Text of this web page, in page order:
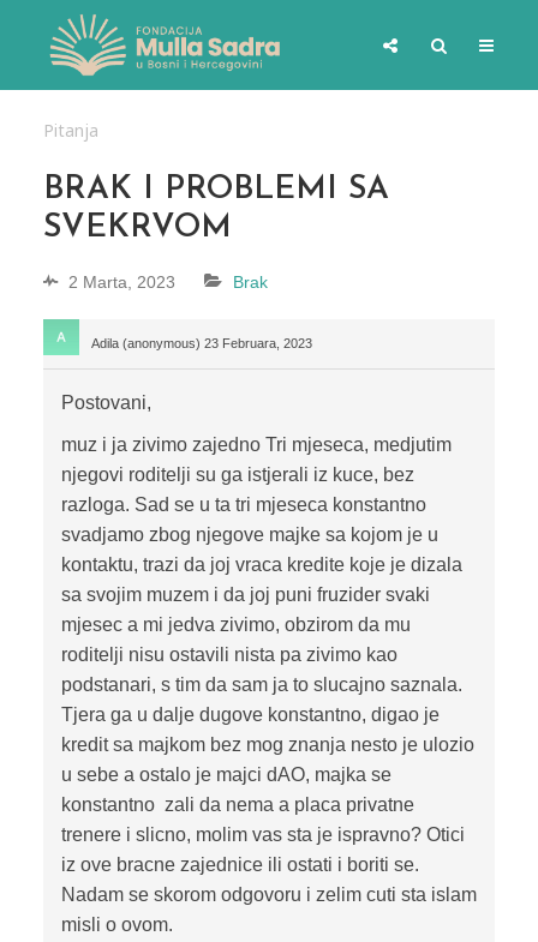
Pitanja
BRAK I PROBLEMI SA
SVEKRVOM
2 Marta, 2023 Brak
Adila (anonymous) 23 Februara, 2023
Postovani,
muz i ja zivimo zajedno Tri mjeseca, medjutim
njegovi roditelji su ga istjerali iz kuce, bez
razloga. Sad se u ta tri mjeseca konstantno
svadjamo zbog njegove majke sa kojom je u
kontaktu, trazi da joj vraca kredite koje je dizala
sa svojim muzem i da joj puni fruzider svaki
mjesec a mi jedva zivimo, obzirom da mu
roditelji nisu ostavili nista pa zivimo kao
podstanari, s tim da sam ja to slucajno saznala.
Tjera ga u dalje dugove konstantno, digao je
kredit sa majkom bez mog znanja nesto je ulozio
u sebe a ostalo je majci dAO, majka se
konstantno zali da nema a placa privatne
trenere i slicno, molim vas sta je ispravno? Otici
iz ove bracne zajednice ili ostati i boriti se.
Nadam se skorom odgovoru i zelim cuti sta islam
misli o ovom.